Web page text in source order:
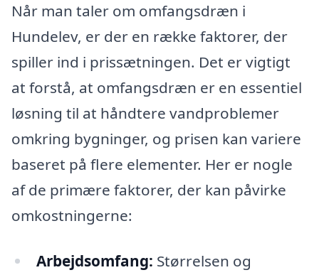
Når man taler om omfangsdræn i
Hundelev, er der en række faktorer, der
spiller ind i prissætningen. Det er vigtigt
at forstå, at omfangsdræn er en essentiel
løsning til at håndtere vandproblemer
omkring bygninger, og prisen kan variere
baseret på flere elementer. Her er nogle
af de primære faktorer, der kan påvirke
omkostningerne:
Arbejdsomfang: Størrelsen og